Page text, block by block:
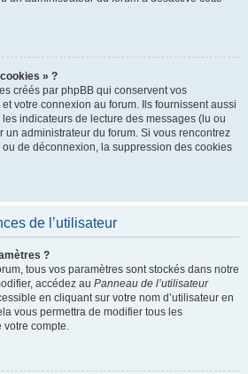
» ?
créés par phpBB qui conservent vos
votre connexion au forum. Ils fournissent aussi
indicateurs de lecture des messages (lu ou
un administrateur du forum. Si vous rencontrez
de déconnexion, la suppression des cookies
de l’utilisateur
?
tous vos paramètres sont stockés dans notre
accédez au Panneau de l’utilisateur
en cliquant sur votre nom d’utilisateur en
vous permettra de modifier tous les
votre compte.